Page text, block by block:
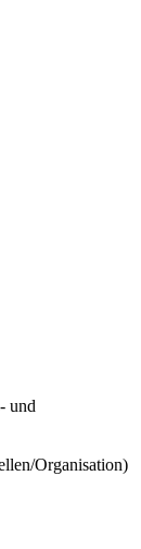
und
Organisation)